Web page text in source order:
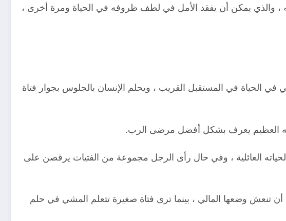
والذي يمكن أن يفقد الأمل في لطف ظروفه في الحياة ومرة ​​أخرى ،
الحياة في المستقبل القريب ، ويحلم الإنسان بالجلوس بجوار فتاة
العظيم يعرف بشكل أفضل مرضى الرب.
العائلية ، وفي حال رأى الرجل مجموعة من الفتيات يرقصن على
تنعش وضعها المالي ، بينما ترى فتاة صغيرة تتعلم المشي في حلم